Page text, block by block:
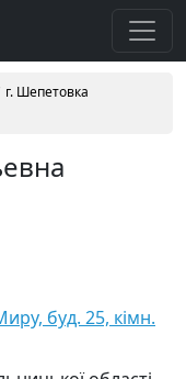
г. Шепетовка
буд. 25, кімн.